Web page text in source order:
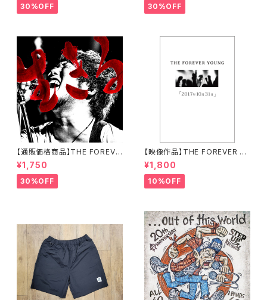
30%OFF 30%OFF
【通販価格商品】THE FOREVE
R YOUNG / 生きる
¥1,750
30%OFF
【映像作品】THE FOREVER Y
OUNG / 2017年10月31日【通
販限定商品】
¥1,800
10%OFF